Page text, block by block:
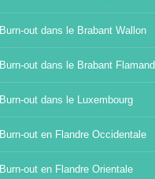
Burn-out dans le Brabant Wallon
Burn-out dans le Brabant Flamand
Burn-out dans le Luxembourg
Burn-out en Flandre Occidentale
Burn-out en Flandre Orientale